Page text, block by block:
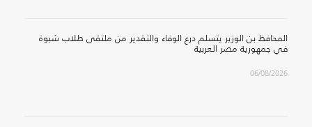
المحافظ بن الوزير يتسلم درع الوفاء والتقدير من ملتقى طلاب شبوة
في جمهورية مصر العربية
06/08/2026